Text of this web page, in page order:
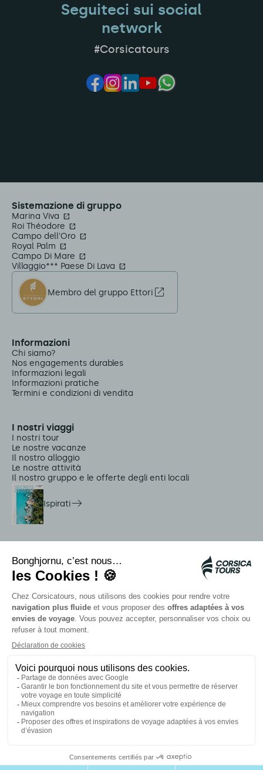
Scheda
Seguiteci sui social
network
#Corsicatours
Sistemazione di gruppo
Marina Viva
Roi Théodore
Campo dell'Oro
Royal Palm
Campo Di Mare
Villaggio*** Paese Di Lava
Membro del gruppo Ettori
Informazioni
Chi siamo?
Nos engagements durables
Informazioni legali
Informazioni pratiche
Termini e condizioni di vendita
I nostri viaggi
I nostri tour
Le nostre vacanze
Il nostro alloggio
Le nostre attività
Il nostro gruppo e le offerte degli enti locali
Ispirati
Navette Citadina
Allarme meduse
Autocars rapides bleus
Contattate i nostri consulenti
I nostri partner